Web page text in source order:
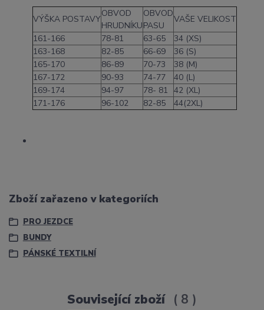
VÝŠKA POSTAVY
OBVOD
HRUDNÍKU
OBVOD
PASU
VAŠE VELIKOST
161-166
78-81 63-65
34 (XS)
163-168
82-85 66-69
36 (S)
165-170
86-89 70-73
38 (M)
167-172
90-93 74-77
40 (L)
169-174
94-97 78- 81 42 (XL)
171-176
96-102 82-85 44(2XL)
Zboží zařazeno v kategoriích
PRO JEZDCE
BUNDY
PÁNSKÉ TEXTILNÍ
Související zboží 8